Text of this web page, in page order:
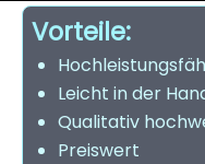
Vorteile:
Leicht in der
Qualitativ
Preiswert